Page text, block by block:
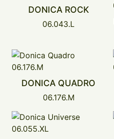
DONICA ROCK
06.043.L
DONICA QUADRO
06.176.M